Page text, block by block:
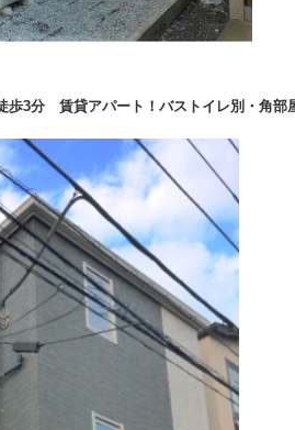
歩3分 賃貸アパート！バストイレ別・角部